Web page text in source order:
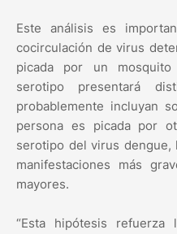
Este análisis es
cocirculación de virus
picada por un
serotipo presentará
probablemente incluyan
persona es picada por
serotipo del virus dengue,
manifestaciones más
mayores.
“Esta hipótesis